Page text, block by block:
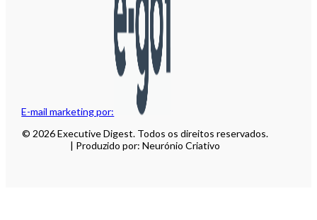
E-mail marketing por:
© 2026 Executive Digest. Todos os direitos reservados.
| Produzido por: Neurónio Criativo